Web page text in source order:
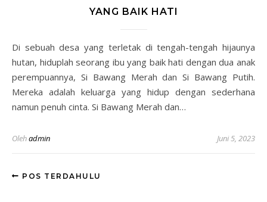
YANG BAIK HATI
Di sebuah desa yang terletak di tengah-tengah hijaunya
hutan, hiduplah seorang ibu yang baik hati dengan dua anak
perempuannya, Si Bawang Merah dan Si Bawang Putih.
Mereka adalah keluarga yang hidup dengan sederhana
namun penuh cinta. Si Bawang Merah dan…
Olehadmin Juni 5, 2023
POS TERDAHULU